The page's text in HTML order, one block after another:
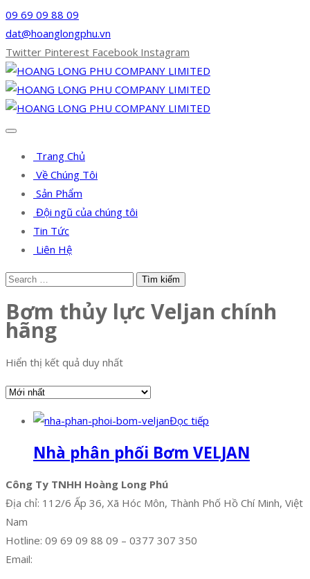
09 69 09 88 09
dat@hoanglongphu.vn
Twitter Pinterest Facebook Instagram
Trang Chủ
Về Chúng Tôi
Sản Phẩm
Đội ngũ của chúng tôi
Tin Tức
Liên Hệ
Bơm thủy lực Veljan chính
hãng
Hiển thị kết quả duy nhất
Đọc tiếp
Nhà phân phối Bơm VELJAN
Công Ty TNHH Hoàng Long Phú
Địa chỉ: 112/6 Ấp 36, Xã Hóc Môn, Thành Phố Hồ Chí Minh, Việt
Nam
Hotline: 09 69 09 88 09 – 0377 307 350
Email: